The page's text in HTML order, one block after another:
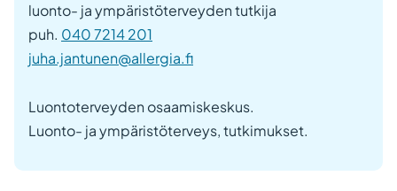
luonto- ja ympäristöterveyden tutkija
puh. 040 7214 201
juha.jantunen@allergia.fi
Luontoterveyden osaamiskeskus.
Luonto- ja ympäristöterveys, tutkimukset.